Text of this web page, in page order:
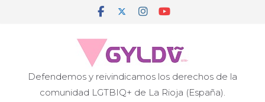
Defendemos y reivindicamos los derechos de la
comunidad LGTBIQ+ de La Rioja (España).